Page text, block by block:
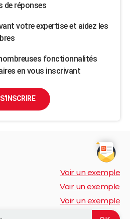
de réponses
votre expertise et aidez les
fonctionnalités
en vous inscrivant
S'INSCRIRE
Voir un exemple
Voir un exemple
Voir un exemple